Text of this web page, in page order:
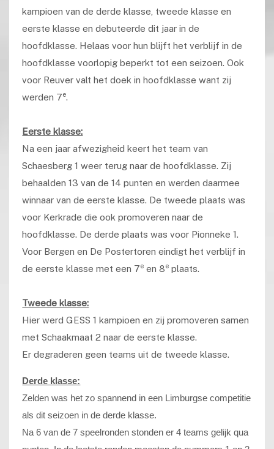
kampioen van de derde klasse, tweede klasse en
eerste klasse en debuteerde dit jaar in de
hoofdklasse. Helaas voor hun blijft het verblijf in de
hoofdklasse voorlopig beperkt tot een seizoen. Ook
voor Reuver valt het doek in hoofdklasse want zij
werden 7e.
Eerste klasse:
Na een jaar afwezigheid keert het team van
Schaesberg 1 weer terug naar de hoofdklasse. Zij
behaalden 13 van de 14 punten en werden daarmee
winnaar van de eerste klasse. De tweede plaats was
voor Kerkrade die ook promoveren naar de
hoofdklasse. De derde plaats was voor Pionneke 1.
Voor Bergen en De Postertoren eindigt het verblijf in
de eerste klasse met een 7e en 8e plaats.
Tweede klasse:
Hier werd GESS 1 kampioen en zij promoveren samen
met Schaakmaat 2 naar de eerste klasse.
Er degraderen geen teams uit de tweede klasse.
Derde klasse:
Zelden was het zo spannend in een Limburgse competitie
als dit seizoen in de derde klasse.
Na 6 van de 7 speelronden stonden er 4 teams gelijk qua